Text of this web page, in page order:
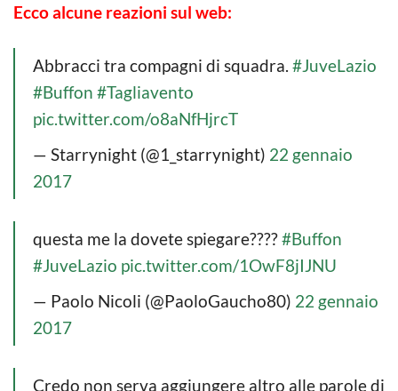
Ecco alcune reazioni sul web:
Abbracci tra compagni di squadra. #JuveLazio
#Buffon #Tagliavento
pic.twitter.com/o8aNfHjrcT
— Starrynight (@1_starrynight) 22 gennaio
2017
questa me la dovete spiegare????#Buffon
#JuveLazio pic.twitter.com/1OwF8jIJNU
— Paolo Nicoli (@PaoloGaucho80) 22 gennaio
2017
Credo non serva aggiungere altro alle parole di